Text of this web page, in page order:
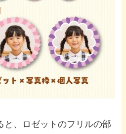
と、ロゼットのフリルの部